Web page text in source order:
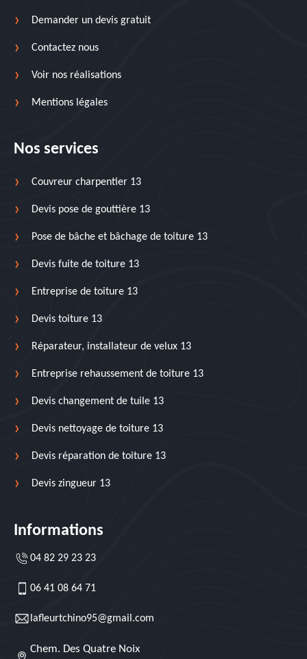
Demander un devis gratuit
Contactez nous
Voir nos réalisations
Mentions légales
Nos services
Couvreur charpentier 13
Devis pose de gouttière 13
Pose de bâche et bâchage de toiture 13
Devis fuite de toiture 13
Entreprise de toiture 13
Devis toiture 13
Réparateur, installateur de velux 13
Entreprise rehaussement de toiture 13
Devis changement de tuile 13
Devis nettoyage de toiture 13
Devis réparation de toiture 13
Devis zingueur 13
Informations
04 82 29 23 23
06 41 08 64 71
lafleurtchino95@gmail.com
Chem. Des Quatre Noix